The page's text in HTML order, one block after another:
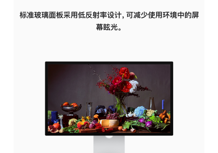
标准玻璃面板采用低反射率设计，可减少使用环境中的屏
幕眩光。